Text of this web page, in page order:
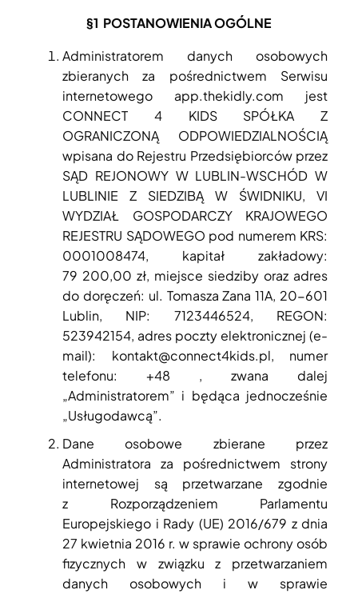
§1 POSTANOWIENIA OGÓLNE
Administratorem danych osobowych
zbieranych za pośrednictwem Serwisu
internetowego app.thekidly.com jest
CONNECT 4 KIDS SPÓŁKA Z
OGRANICZONĄ ODPOWIEDZIALNOŚCIĄ
wpisana do Rejestru Przedsiębiorców przez
SĄD REJONOWY W LUBLIN-WSCHÓD W
LUBLINIE Z SIEDZIBĄ W ŚWIDNIKU, VI
WYDZIAŁ GOSPODARCZY KRAJOWEGO
REJESTRU SĄDOWEGO pod numerem KRS:
0001008474, kapitał zakładowy:
79 200,00 zł, miejsce siedziby oraz adres
do doręczeń: ul. Tomasza Zana 11A, 20-601
Lublin, NIP: 7123446524, REGON:
523942154, adres poczty elektronicznej (e-
mail): kontakt@connect4kids.pl, numer
telefonu: +48 , zwana dalej
„Administratorem” i będąca jednocześnie
„Usługodawcą”.
Dane osobowe zbierane przez
Administratora za pośrednictwem strony
internetowej są przetwarzane zgodnie
z Rozporządzeniem Parlamentu
Europejskiego i Rady (UE) 2016/679 z dnia
27 kwietnia 2016 r. w sprawie ochrony osób
fizycznych w związku z przetwarzaniem
danych osobowych i w sprawie